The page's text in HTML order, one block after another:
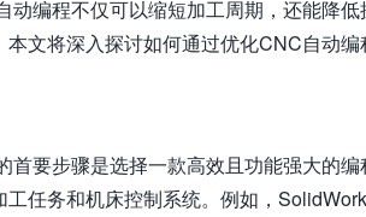
动编程不仅可以缩短加工周期，还能降
文将深入探讨如何通过优化CNC自动
首要步骤是选择一款高效且功能强大的
任务和机床控制系统。例如，